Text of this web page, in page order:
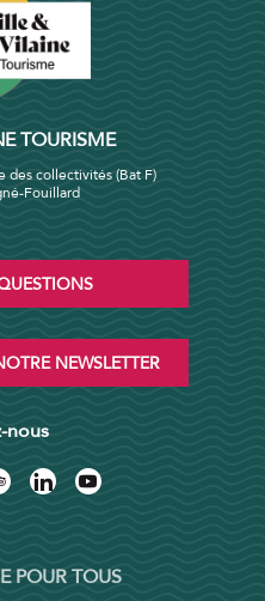
TOURISME
des collectivités (Bat F)
Fouillard
NEWSLETTER
nous
POUR TOUS